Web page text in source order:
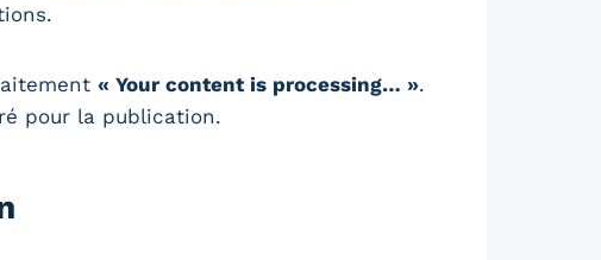
« Your content is processing… ».
pour la publication.